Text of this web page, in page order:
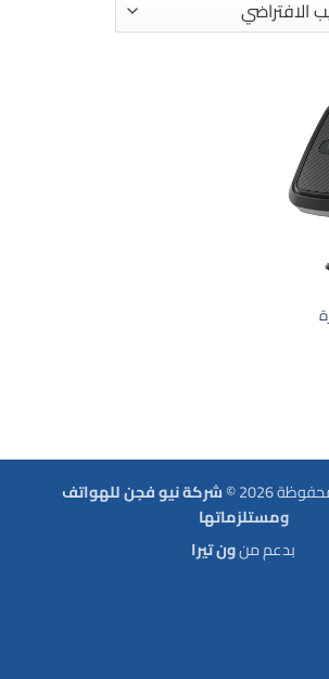
2026 ©
شركة نيو فجن للهواتف
ومستلزماتها
بدعم منون تيرا